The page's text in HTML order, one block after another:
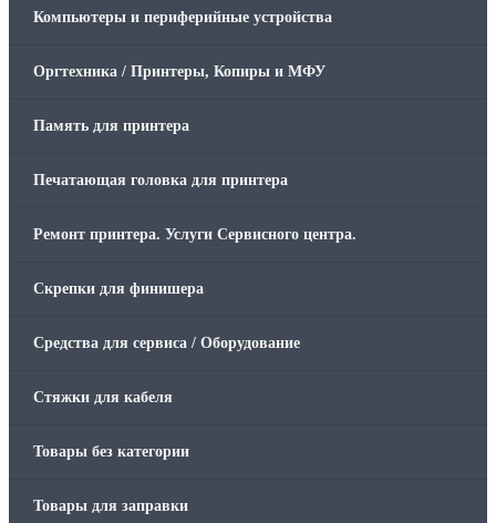
Компьютеры и периферийные устройства
Оргтехника / Принтеры, Копиры и МФУ
Память для принтера
Печатающая головка для принтера
Ремонт принтера. Услуги Сервисного центра.
Скрепки для финишера
Средства для сервиса / Оборудование
Стяжки для кабеля
Товары без категории
Товары для заправки